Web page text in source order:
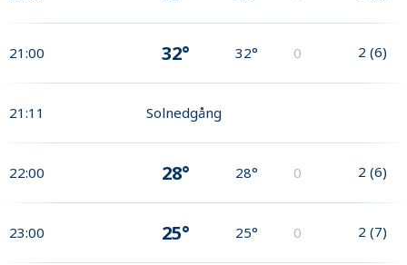
21:00 32° 32° 0 2 (6)
21:11 Solnedgång
22:00 28° 28° 0 2 (6)
23:00 25° 25° 0 2 (7)